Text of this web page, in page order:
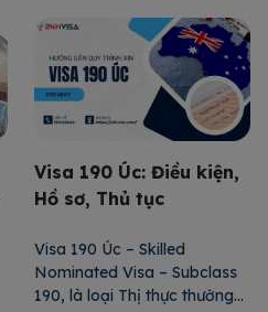
như có Visa hợp lệ hoặc đã
hết hạn trong 10 năm gần
đây của các nước phát triển
như Mỹ, Canada, Nhật Bản,
hoặc Hàn […]
Visa 190 Úc: Điều kiện,
Hồ sơ, Thủ tục
Visa 190 Úc – Skilled
Nominated Visa – Subclass
190, là loại Thị thực thường